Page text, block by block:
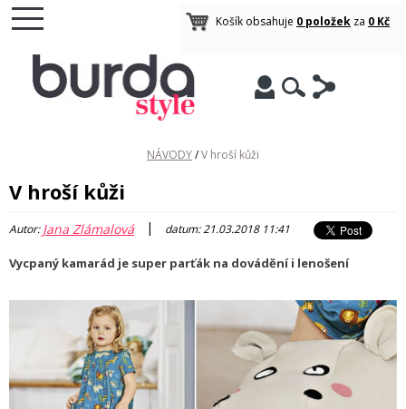
Košík obsahuje 0 položek za 0 Kč
NÁVODY/V hroší kůži
V hroší kůži
Autor:Jana Zlámalová | datum: 21.03.2018 11:41
Vycpaný kamarád je super parťák na dovádění i lenošení